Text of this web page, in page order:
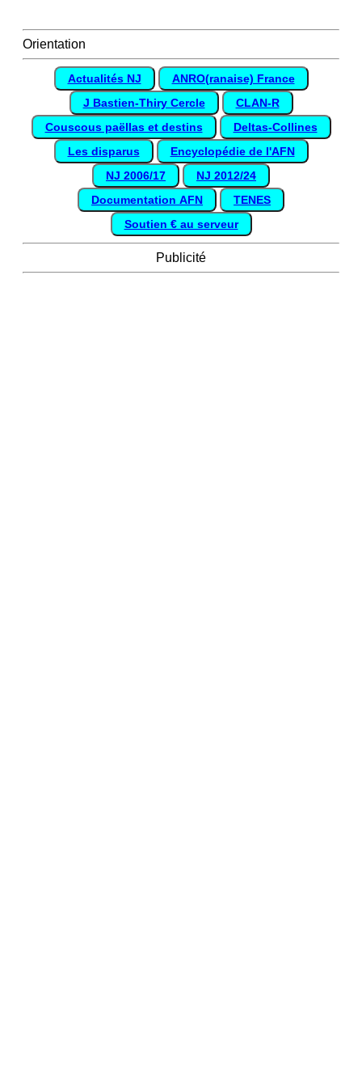
Orientation
Actualités NJ
ANRO(ranaise) France
J Bastien-Thiry Cercle
CLAN-R
Couscous paëllas et destins
Deltas-Collines
Les disparus
Encyclopédie de l'AFN
NJ 2006/17
NJ 2012/24
Documentation AFN
TENES
Soutien € au serveur
Publicité